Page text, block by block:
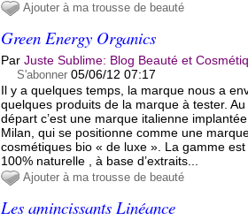
Ajouter à ma trousse de beauté
Green Energy Organics
ParJuste Sublime: Blog Beauté et
S'abonner 05/06/12 07:17
Il y a quelques temps, la marque nous a
quelques produits de la marque à tester. Au
départ c’est une marque italienne
Milan, qui se positionne comme une
cosmétiques bio « de luxe ». La gamme est
100% naturelle , à base d’extraits...
Ajouter à ma trousse de beauté
Les amincissants Linéance